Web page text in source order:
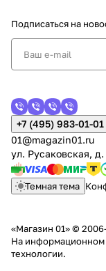
людей от
опасных
факторов
пожара
ию
Подписаться на
+7 (495) 983-01-01
01@magazin01.ru
ул. Русаковская,
Темная тема
«Магазин 01» ©
На информационном
технологии.